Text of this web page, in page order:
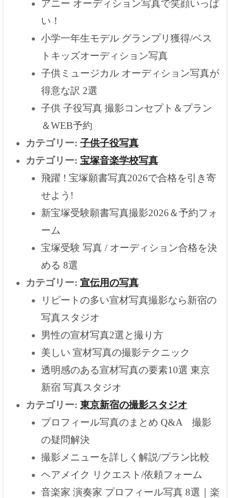
アニー オーディション写真で笑顔いっぱ
い！
小学一年生モデル グランプリ獲得/ベス
トキッズオーディション写真
子供ミュージカル オーディション写真が
得意な訳 2選
子供 子役写真 撮影コンセプト＆プラン
＆WEB予約
カテゴリー: 子供子役写真
カテゴリー: 宝塚音楽学校写真
飛躍 ! 宝塚願書写真2026で合格を引き寄
せよう!
新宝塚受験願書写真撮影2026＆予約フォ
ーム
宝塚受験 写真 / オーディション合格を決
める 8選
カテゴリー: 宣伝用の写真
リピートの多い宣材写真撮影なら新宿の
写真スタジオ
男性の宣材写真2選と撮り方
美しい 宣材写真の撮影テクニック
透明感のある宣材写真の要素10選 東京
新宿 写真スタジオ
カテゴリー: 東京新宿の撮影スタジオ
プロフィール写真のまとめ Q&A 撮影
の疑問解決
撮影メニューを詳しく解説/プラン比較
ヘアメイク リクエスト/依頼フォーム
音楽家 演奏家 プロフィール写真 8選｜楽